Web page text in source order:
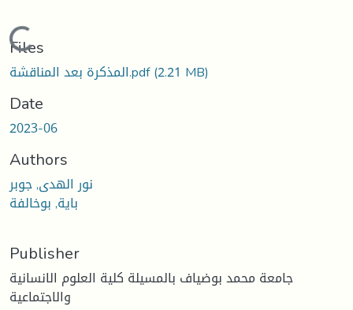
Loading...
Files
المذكرة بعد المناقشة.pdf(2.21 MB)
Date
2023-06
Authors
نور الهدى, جوبر
باية, بوخالفة
Publisher
جامعة محمد بوضياف بالمسيلة كلية العلوم الانسانية
والاجتماعية